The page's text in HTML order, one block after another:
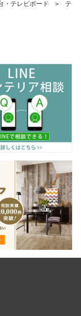
・テレビボード ＞
テ